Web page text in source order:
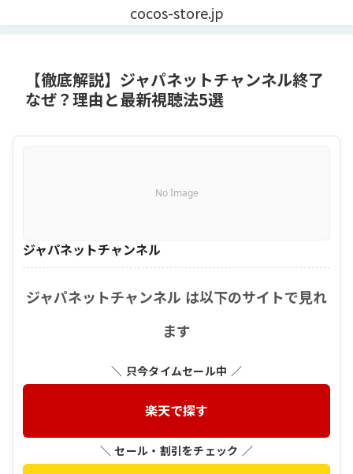
cocos-store.jp
【徹底解説】ジャパネットチャンネル終了
なぜ？理由と最新視聴法5選
No Image
ジャパネットチャンネル
ジャパネットチャンネル は以下のサイトで見れ
ます
＼ 只今タイムセール中 ／
楽天で探す
＼ セール・割引をチェック ／